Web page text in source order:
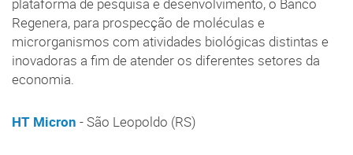
plataforma de pesquisa e desenvolvimento, o Banco
Regenera, para prospecção de moléculas e
microrganismos com atividades biológicas distintas e
inovadoras a fim de atender os diferentes setores da
economia.
HT Micron - São Leopoldo (RS)